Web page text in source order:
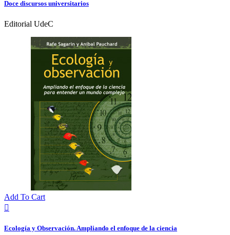
Doce discursos universitarios
Editorial UdeC
Add To Cart

Ecología y Observación. Ampliando el enfoque de la ciencia